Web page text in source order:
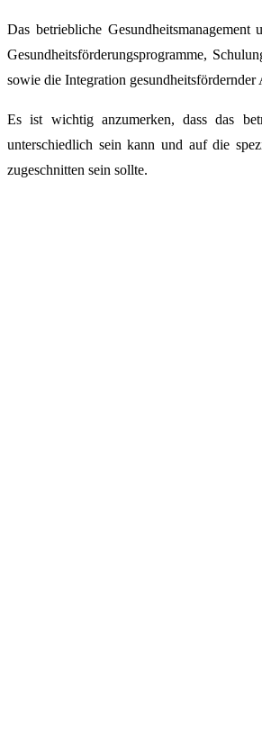
Das betriebliche
Gesundheitsförderungsprogramme,
sowie die Integration
Es ist wichtig anzumerken, dass das
unterschiedlich sein kann und auf die
zugeschnitten sein sollte.